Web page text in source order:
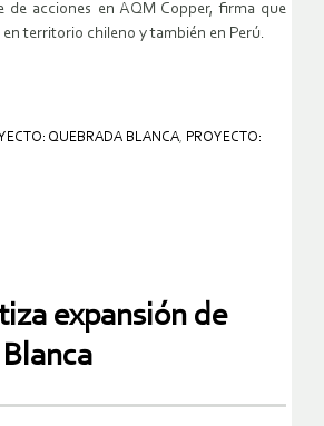
de acciones en AQM Copper, firma que
territorio chileno y también en Perú.
QUEBRADA BLANCA, PROYECTO:
expansión de